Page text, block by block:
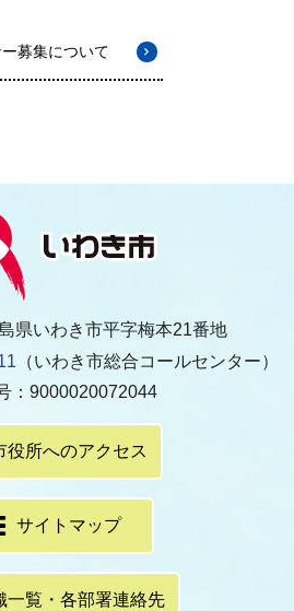
募集について
県いわき市平字梅本21番地
（いわき市総合コールセンター）
：9000020072044
役所へのアクセス
サイトマップ
一覧・各部署連絡先